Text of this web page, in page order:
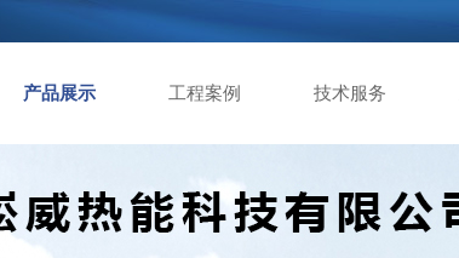
产品展示 工程案例 技术服务